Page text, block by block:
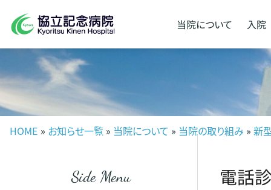
当院について 入院
HOME » お知らせ一覧 » 当院について » 当院の取り組み »新
電話
Side Menu